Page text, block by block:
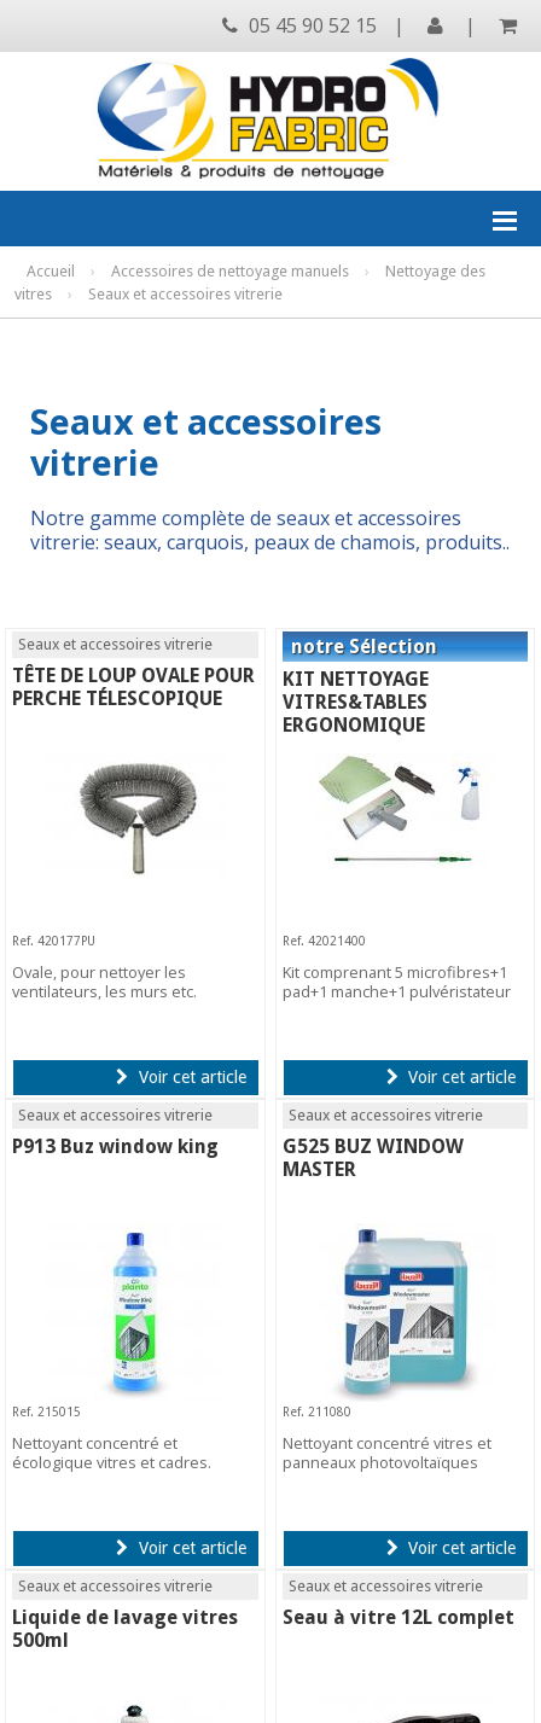
05 45 90 52 15 | |
Accueil › Accessoires de nettoyage manuels ›
Nettoyage des
vitres
› Seaux et accessoires vitrerie
Seaux et accessoires
vitrerie
Notre gamme complète de seaux et accessoires
vitrerie: seaux, carquois, peaux de chamois, produits..
Seaux et accessoires vitrerie
TÊTE DE LOUP OVALE POUR
PERCHE TÉLESCOPIQUE
Ref. 420177PU
Ovale, pour nettoyer les
ventilateurs, les murs etc.
Voir cet article
KIT NETTOYAGE
VITRES&TABLES
ERGONOMIQUE
Ref. 42021400
Kit comprenant 5 microfibres+1
pad+1 manche+1 pulvéristateur
Voir cet article
Seaux et accessoires vitrerie
P913 Buz window king
Ref. 215015
Nettoyant concentré et
écologique vitres et cadres.
Voir cet article
Seaux et accessoires vitrerie
G525 BUZ WINDOW
MASTER
Ref. 211080
Nettoyant concentré vitres et
panneaux photovoltaïques
Voir cet article
Seaux et accessoires vitrerie
Liquide de lavage vitres
500ml
Seaux et accessoires vitrerie
Seau à vitre 12L complet